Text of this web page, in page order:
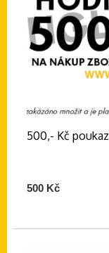
500,- Kč poukaz
500 Kč